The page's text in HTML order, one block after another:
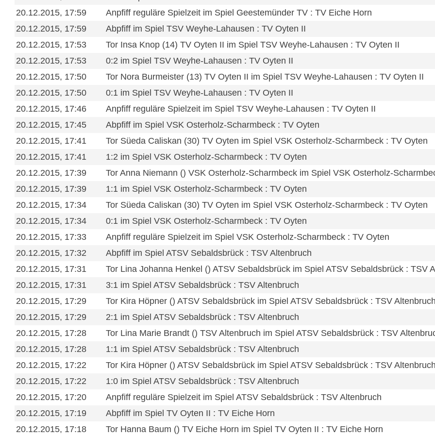
20.12.2015, 17:59
Anpfiff reguläre Spielzeit im Spiel Geestemünder TV : TV Eiche Horn
20.12.2015, 17:59
Abpfiff im Spiel TSV Weyhe-Lahausen : TV Oyten II
20.12.2015, 17:53
Tor Insa Knop (14) TV Oyten II im Spiel TSV Weyhe-Lahausen : TV Oyten II
20.12.2015, 17:53
0:2 im Spiel TSV Weyhe-Lahausen : TV Oyten II
20.12.2015, 17:50
Tor Nora Burmeister (13) TV Oyten II im Spiel TSV Weyhe-Lahausen : TV Oyten II
20.12.2015, 17:50
0:1 im Spiel TSV Weyhe-Lahausen : TV Oyten II
20.12.2015, 17:46
Anpfiff reguläre Spielzeit im Spiel TSV Weyhe-Lahausen : TV Oyten II
20.12.2015, 17:45
Abpfiff im Spiel VSK Osterholz-Scharmbeck : TV Oyten
20.12.2015, 17:41
Tor Süeda Caliskan (30) TV Oyten im Spiel VSK Osterholz-Scharmbeck : TV Oyten
20.12.2015, 17:41
1:2 im Spiel VSK Osterholz-Scharmbeck : TV Oyten
20.12.2015, 17:39
Tor Anna Niemann () VSK Osterholz-Scharmbeck im Spiel VSK Osterholz-
20.12.2015, 17:39
1:1 im Spiel VSK Osterholz-Scharmbeck : TV Oyten
20.12.2015, 17:34
Tor Süeda Caliskan (30) TV Oyten im Spiel VSK Osterholz-Scharmbeck : TV Oyten
20.12.2015, 17:34
0:1 im Spiel VSK Osterholz-Scharmbeck : TV Oyten
20.12.2015, 17:33
Anpfiff reguläre Spielzeit im Spiel VSK Osterholz-Scharmbeck : TV Oyten
20.12.2015, 17:32
Abpfiff im Spiel ATSV Sebaldsbrück : TSV Altenbruch
20.12.2015, 17:31
Tor Lina Johanna Henkel () ATSV Sebaldsbrück im Spiel ATSV Sebaldsbrück : TSV
20.12.2015, 17:31
3:1 im Spiel ATSV Sebaldsbrück : TSV Altenbruch
20.12.2015, 17:29
Tor Kira Höpner () ATSV Sebaldsbrück im Spiel ATSV Sebaldsbrück : TSV Altenbruch
20.12.2015, 17:29
2:1 im Spiel ATSV Sebaldsbrück : TSV Altenbruch
20.12.2015, 17:28
Tor Lina Marie Brandt () TSV Altenbruch im Spiel ATSV Sebaldsbrück : TSV
20.12.2015, 17:28
1:1 im Spiel ATSV Sebaldsbrück : TSV Altenbruch
20.12.2015, 17:22
Tor Kira Höpner () ATSV Sebaldsbrück im Spiel ATSV Sebaldsbrück : TSV Altenbruch
20.12.2015, 17:22
1:0 im Spiel ATSV Sebaldsbrück : TSV Altenbruch
20.12.2015, 17:20
Anpfiff reguläre Spielzeit im Spiel ATSV Sebaldsbrück : TSV Altenbruch
20.12.2015, 17:19
Abpfiff im Spiel TV Oyten II : TV Eiche Horn
20.12.2015, 17:18
Tor Hanna Baum () TV Eiche Horn im Spiel TV Oyten II : TV Eiche Horn